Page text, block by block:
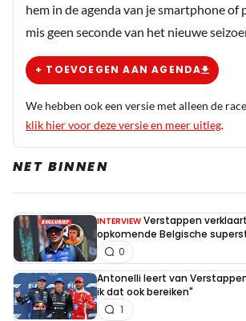
hem in de agenda van je smartphone of
mis geen seconde van het nieuwe
+ TOEVOEGEN AAN AGENDA
We hebben ook een versie met alleen de
klik hier voor deze versie en meer uitleg.
NET BINNEN
INTERVIEW Verstappen
opkomende Belgische
0
Antonelli leert van
ik dat ook bereiken"
1